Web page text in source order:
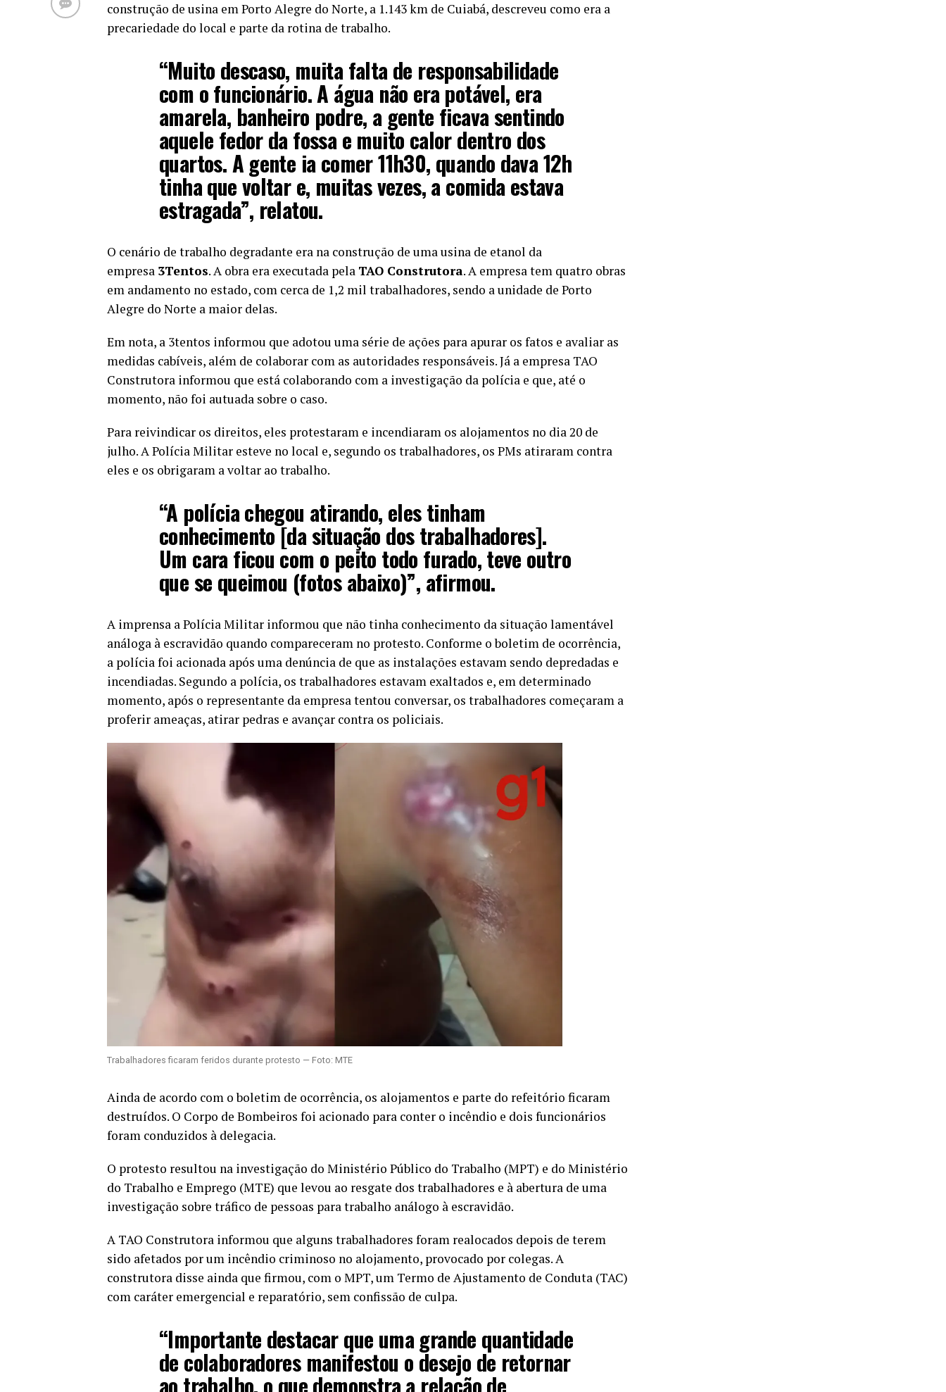
construção de usina em Porto Alegre do Norte, a 1.143 km de Cuiabá, descreveu como era a
precariedade do local e parte da rotina de trabalho.
“Muito descaso, muita falta de responsabilidade
com o funcionário. A água não era potável, era
amarela, banheiro podre, a gente ficava sentindo
aquele fedor da fossa e muito calor dentro dos
quartos. A gente ia comer 11h30, quando dava 12h
tinha que voltar e, muitas vezes, a comida estava
estragada”, relatou.
O cenário de trabalho degradante era na construção de uma usina de etanol da
empresa 3Tentos. A obra era executada pela TAO Construtora. A empresa tem quatro obras
em andamento no estado, com cerca de 1,2 mil trabalhadores, sendo a unidade de Porto
Alegre do Norte a maior delas.
Em nota, a 3tentos informou que adotou uma série de ações para apurar os fatos e avaliar as
medidas cabíveis, além de colaborar com as autoridades responsáveis. Já a empresa TAO
Construtora informou que está colaborando com a investigação da polícia e que, até o
momento, não foi autuada sobre o caso.
Para reivindicar os direitos, eles protestaram e incendiaram os alojamentos no dia 20 de
julho. A Polícia Militar esteve no local e, segundo os trabalhadores, os PMs atiraram contra
eles e os obrigaram a voltar ao trabalho.
“A polícia chegou atirando, eles tinham
conhecimento [da situação dos trabalhadores].
Um cara ficou com o peito todo furado, teve outro
que se queimou (fotos abaixo)”, afirmou.
A imprensa a Polícia Militar informou que não tinha conhecimento da situação lamentável
análoga à escravidão quando compareceram no protesto. Conforme o boletim de ocorrência,
a polícia foi acionada após uma denúncia de que as instalações estavam sendo depredadas e
incendiadas. Segundo a polícia, os trabalhadores estavam exaltados e, em determinado
momento, após o representante da empresa tentou conversar, os trabalhadores começaram a
proferir ameaças, atirar pedras e avançar contra os policiais.
Trabalhadores ficaram feridos durante protesto — Foto: MTE
Ainda de acordo com o boletim de ocorrência, os alojamentos e parte do refeitório ficaram
destruídos. O Corpo de Bombeiros foi acionado para conter o incêndio e dois funcionários
foram conduzidos à delegacia.
O protesto resultou na investigação do Ministério Público do Trabalho (MPT) e do Ministério
do Trabalho e Emprego (MTE) que levou ao resgate dos trabalhadores e à abertura de uma
investigação sobre tráfico de pessoas para trabalho análogo à escravidão.
A TAO Construtora informou que alguns trabalhadores foram realocados depois de terem
sido afetados por um incêndio criminoso no alojamento, provocado por colegas. A
construtora disse ainda que firmou, com o MPT, um Termo de Ajustamento de Conduta (TAC)
com caráter emergencial e reparatório, sem confissão de culpa.
“Importante destacar que uma grande quantidade
de colaboradores manifestou o desejo de retornar
ao trabalho, o que demonstra a relação de